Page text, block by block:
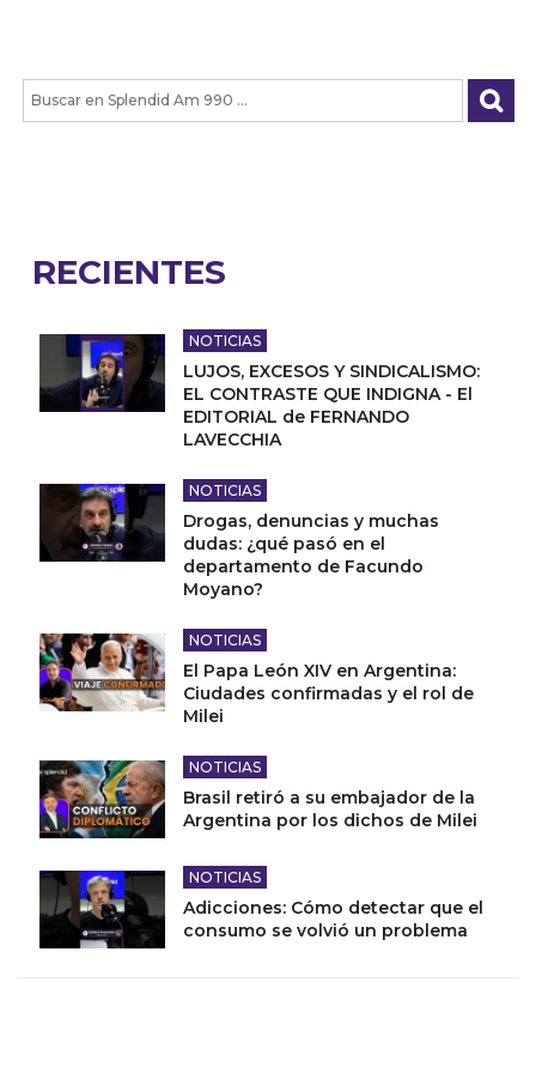
RECIENTES
NOTICIAS
LUJOS, EXCESOS Y SINDICALISMO:
EL CONTRASTE QUE INDIGNA - El
EDITORIAL de FERNANDO
LAVECCHIA
NOTICIAS
Drogas, denuncias y muchas
dudas: ¿qué pasó en el
departamento de Facundo
Moyano?
NOTICIAS
El Papa León XIV en Argentina:
Ciudades confirmadas y el rol de
Milei
NOTICIAS
Brasil retiró a su embajador de la
Argentina por los dichos de Milei
NOTICIAS
Adicciones: Cómo detectar que el
consumo se volvió un problema